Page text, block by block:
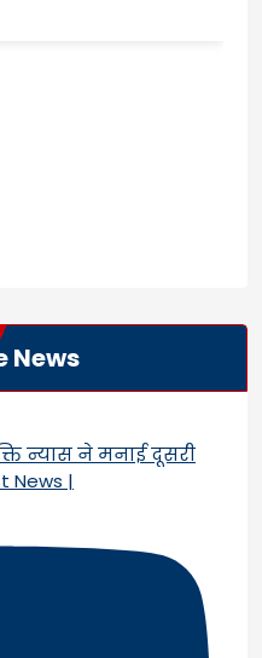
News
न्यास ने मनाई दूसरी
News |